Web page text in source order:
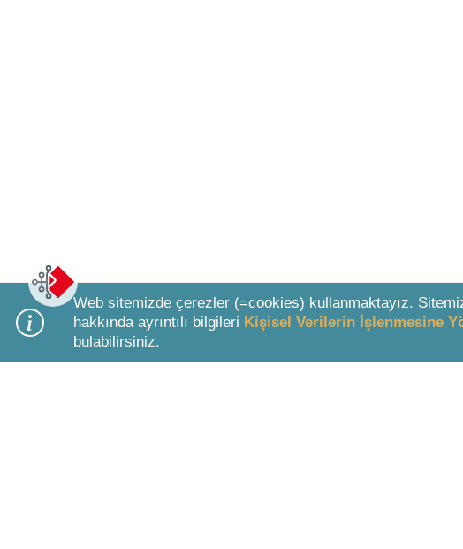
Bottom Search Toolbar Highlight Text
Web sitemizde çerezler (=cookies) kullanmaktayız.
hakkında ayrıntılı bilgileri Kişisel Verilerin İşlenmesine
bulabilirsiniz.